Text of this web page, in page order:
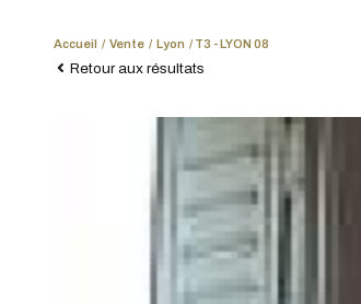
Accueil Vente Lyon T3 - LYON 08
Retour aux résultats